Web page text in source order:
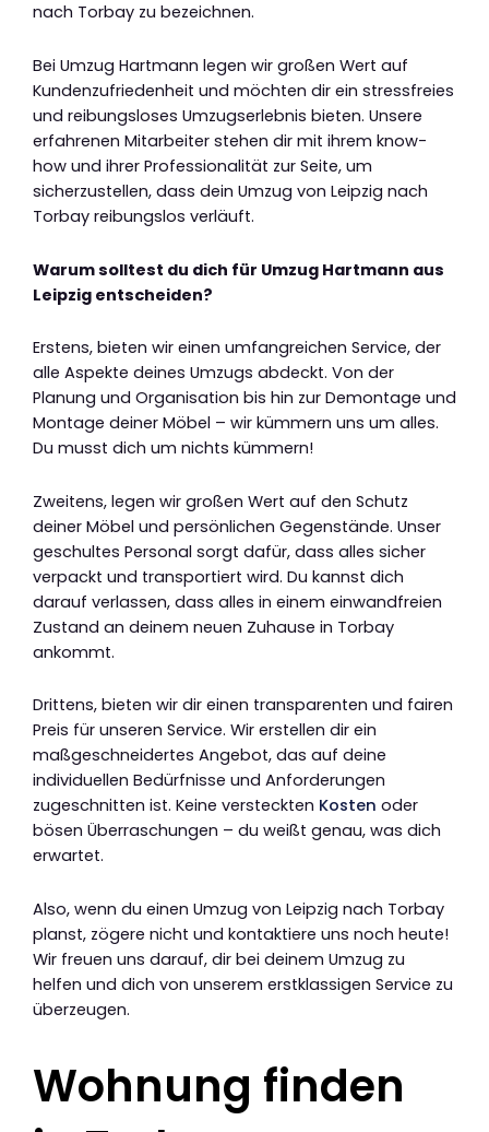
nach Torbay zu bezeichnen.
Bei Umzug Hartmann legen wir großen Wert auf
Kundenzufriedenheit und möchten dir ein stressfreies
und reibungsloses Umzugserlebnis bieten. Unsere
erfahrenen Mitarbeiter stehen dir mit ihrem know-
how und ihrer Professionalität zur Seite, um
sicherzustellen, dass dein Umzug von Leipzig nach
Torbay reibungslos verläuft.
Warum solltest du dich für Umzug Hartmann aus
Leipzig entscheiden?
Erstens, bieten wir einen umfangreichen Service, der
alle Aspekte deines Umzugs abdeckt. Von der
Planung und Organisation bis hin zur Demontage und
Montage deiner Möbel – wir kümmern uns um alles.
Du musst dich um nichts kümmern!
Zweitens, legen wir großen Wert auf den Schutz
deiner Möbel und persönlichen Gegenstände. Unser
geschultes Personal sorgt dafür, dass alles sicher
verpackt und transportiert wird. Du kannst dich
darauf verlassen, dass alles in einem einwandfreien
Zustand an deinem neuen Zuhause in Torbay
ankommt.
Drittens, bieten wir dir einen transparenten und fairen
Preis für unseren Service. Wir erstellen dir ein
maßgeschneidertes Angebot, das auf deine
individuellen Bedürfnisse und Anforderungen
zugeschnitten ist. Keine versteckten Kosten oder
bösen Überraschungen – du weißt genau, was dich
erwartet.
Also, wenn du einen Umzug von Leipzig nach Torbay
planst, zögere nicht und kontaktiere uns noch heute!
Wir freuen uns darauf, dir bei deinem Umzug zu
helfen und dich von unserem erstklassigen Service zu
überzeugen.
Wohnung finden